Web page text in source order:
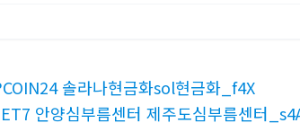
솔라나현금화sol현금화_f4X
안양심부름센터 제주도심부름센터